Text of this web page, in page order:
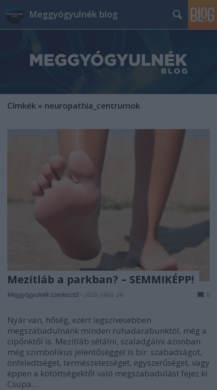
Meggyógyulnék blog
Címkék » neuropathia_centrumok
Mezítláb a parkban? – SEMMIKÉPP!
Meggyógyulnék szerkesztő • 2026. július 24. 0
Nyár van, hőség, ezért legszívesebben
megszabadulnánk minden ruhadarabunktól, még a
cipőnktől is. Mezítláb sétálni, szaladgálni azonban
még szimbolikus jelentőséggel is bír: szabadságot,
önfeledtséget, természetességet, egyszerűséget, vagy
éppen a kötöttségektől való megszabadulást fejez ki.
Csupa…